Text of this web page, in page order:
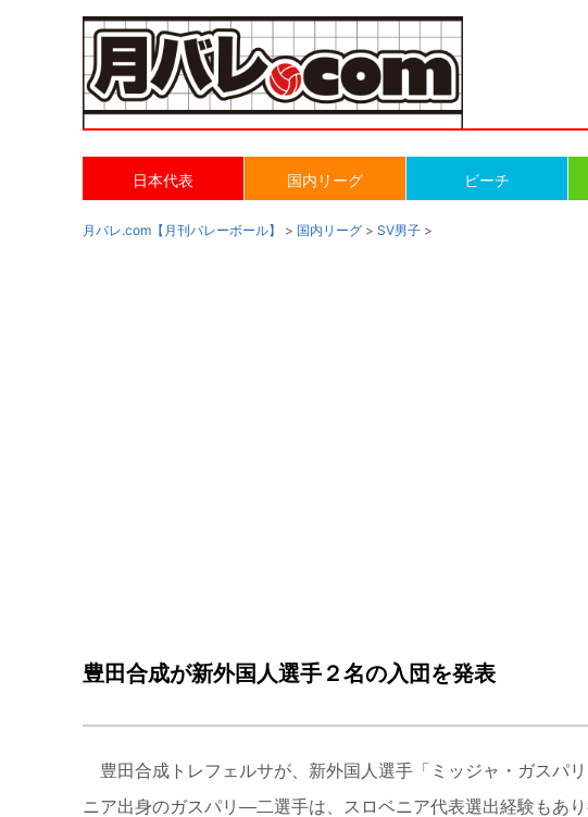
日本代表 国内リーグ ビーチ
月バレ.com【月刊バレーボール】 > 国内リーグ > SV男子 >
豊田合成が新外国人選手２名の入団を発表
豊田合成トレフェルサが、新外国人選手「ミッジャ・ガスパ
ニア出身のガスパリ―二選手は、スロベニア代表選出経験もあ